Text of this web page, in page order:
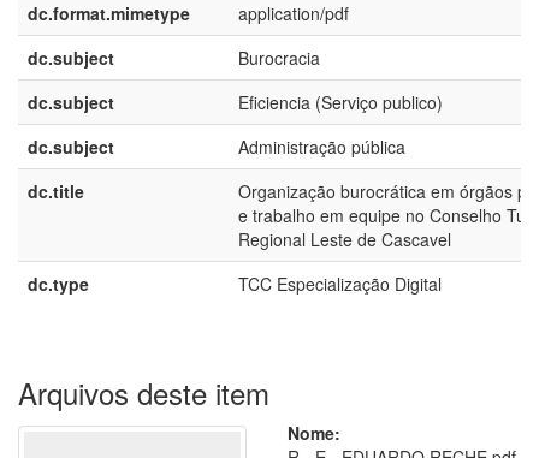
dc.format.mimetype
application/pdf
dc.subject
Burocracia
dc.subject
Eficiencia (Serviço publico)
dc.subject
Administração pública
dc.title
Organização burocrática em órgãos
e trabalho em equipe no Conselho
Regional Leste de Cascavel
dc.type
TCC Especialização Digital
Arquivos deste item
Nome: